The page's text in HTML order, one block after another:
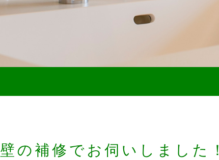
壁の補修でお伺いしました！